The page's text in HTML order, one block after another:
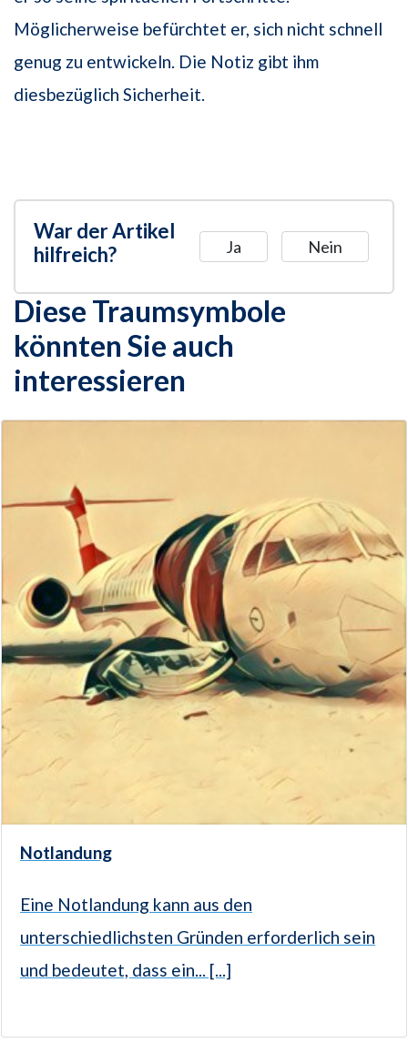
Möglicherweise befürchtet er, sich nicht schnell
genug zu entwickeln. Die Notiz gibt ihm
diesbezüglich Sicherheit.
War der Artikel
hilfreich?
Ja Nein
Diese Traumsymbole
könnten Sie auch
interessieren
Notlandung
Eine Notlandung kann aus den
unterschiedlichsten Gründen erforderlich sein
und bedeutet, dass ein... [...]